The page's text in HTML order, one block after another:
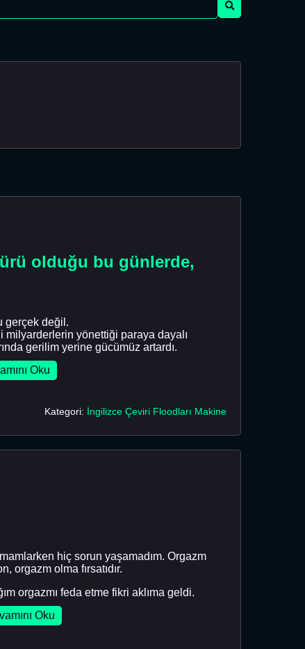
olduğu bu günlerde,
gerçek değil.
milyarderlerin yönettiği paraya dayalı
gerilim yerine gücümüz artardı.
Oku
Kategori: İngilizce Çeviri Floodları Makine
hiç sorun yaşamadım. Orgazm
olma fırsatıdır.
orgazmı feda etme fikri aklıma geldi.
Oku